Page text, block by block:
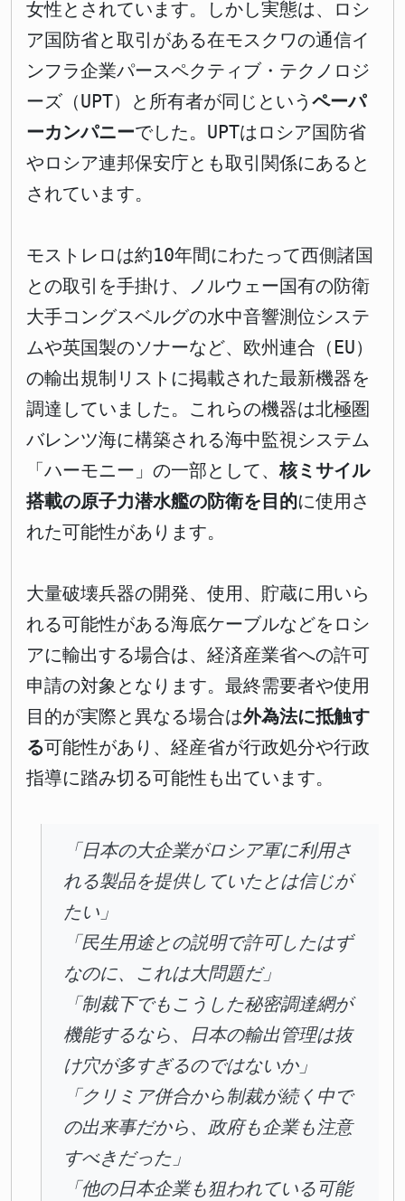
女性とされています。しかし実態は、ロシ
ア国防省と取引がある在モスクワの通信イ
ンフラ企業パースペクティブ・テクノロジ
ーズ（UPT）と所有者が同じという ペーパ
ーカンパニーでした。UPTはロシア国防省
やロシア連邦保安庁とも取引関係にあると
されています。
モストレロは約10年間にわたって西側諸国
との取引を手掛け、ノルウェー国有の防衛
大手コングスベルグの水中音響測位システ
ムや英国製のソナーなど、欧州連合（EU）
の輸出規制リストに掲載された最新機器を
調達していました。これらの機器は北極圏
バレンツ海に構築される海中監視システム
「ハーモニー」の一部として、核ミサイル
搭載の原子力潜水艦の防衛を目的に使用さ
れた可能性があります。
大量破壊兵器の開発、使用、貯蔵に用いら
れる可能性がある海底ケーブルなどをロシ
アに輸出する場合は、経済産業省への許可
申請の対象となります。最終需要者や使用
目的が実際と異なる場合は外為法に抵触す
る可能性があり、経産省が行政処分や行政
指導に踏み切る可能性も出ています。
「日本の大企業がロシア軍に利用さ
れる製品を提供していたとは信じが
たい」
「民生用途との説明で許可したはず
なのに、これは大問題だ」
「制裁下でもこうした秘密調達網が
機能するなら、日本の輸出管理は抜
け穴が多すぎるのではないか」
「クリミア併合から制裁が続く中で
の出来事だから、政府も企業も注意
すべきだった」
「他の日本企業も狙われている可能